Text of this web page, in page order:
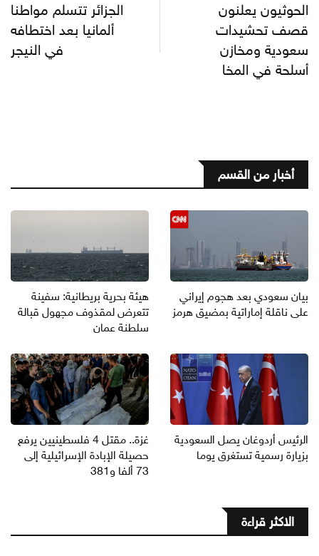
الحوثيون يعلنون
قصف تحشيدات
سعودية ومخازن
أسلحة في المخا
الجزائر تتسلم مواطنا
ألمانيا بعد اختطافه
في النيجر
أخبار من القسم
بيان سعودي بعد هجوم إيراني
على ناقلة إماراتية بمضيق هرمز
هيئة بحرية بريطانية: سفينة
تتعرض لمقذوف مجهول قبالة
سلطنة عمان
الرئيس أردوغان يصل السعودية
بزيارة رسمية تستغرق يوما
غزة.. مقتل 4 فلسطينيين يرفع
حصيلة الإبادة الإسرائيلية إلى
73 ألفا و381
الاكثر قراءة